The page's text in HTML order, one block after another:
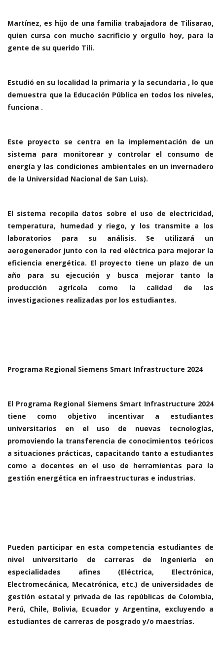
Martínez, es hijo de una familia trabajadora de Tilisarao,
quien cursa con mucho sacrificio y orgullo hoy, para la
gente de su querido Tili.
Estudió en su localidad la primaria y la secundaria , lo que
demuestra que la Educación Pública en todos los niveles,
funciona .
Este proyecto se centra en la implementación de un
sistema para monitorear y controlar el consumo de
energía y las condiciones ambientales en un invernadero
de la Universidad Nacional de San Luis).
El sistema recopila datos sobre el uso de electricidad,
temperatura, humedad y riego, y los transmite a los
laboratorios para su análisis. Se utilizará un
aerogenerador junto con la red eléctrica para mejorar la
eficiencia energética. El proyecto tiene un plazo de un
año para su ejecución y busca mejorar tanto la
producción agrícola como la calidad de las
investigaciones realizadas por los estudiantes.
Programa Regional Siemens Smart Infrastructure 2024
El Programa Regional Siemens Smart Infrastructure 2024
tiene como objetivo incentivar a estudiantes
universitarios en el uso de nuevas tecnologías,
promoviendo la transferencia de conocimientos teóricos
a situaciones prácticas, capacitando tanto a estudiantes
como a docentes en el uso de herramientas para la
gestión energética en infraestructuras e industrias.
Pueden participar en esta competencia estudiantes de
nivel universitario de carreras de Ingeniería en
especialidades afines (Eléctrica, Electrónica,
Electromecánica, Mecatrónica, etc.) de universidades de
gestión estatal y privada de las repúblicas de Colombia,
Perú, Chile, Bolivia, Ecuador y Argentina, excluyendo a
estudiantes de carreras de posgrado y/o maestrías.